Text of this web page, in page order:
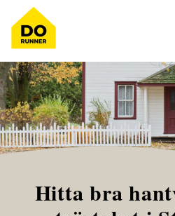
Hitta bra